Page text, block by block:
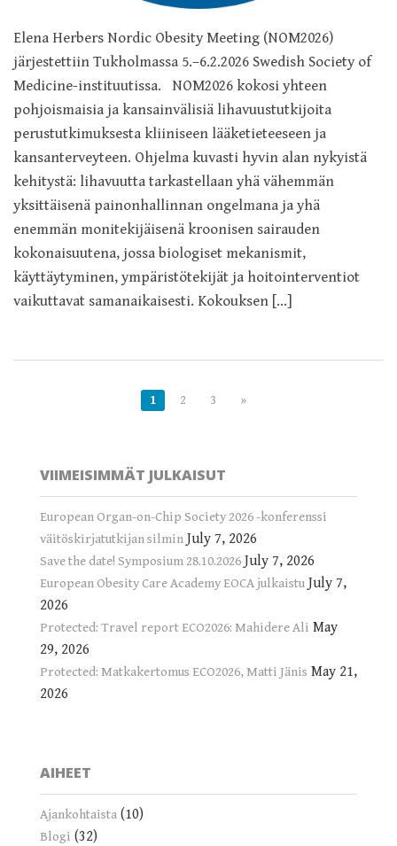
Elena Herbers Nordic Obesity Meeting (NOM2026)
järjestettiin Tukholmassa 5.–6.2.2026 Swedish Society of
Medicine-instituutissa. NOM2026 kokosi yhteen
pohjoismaisia ja kansainvälisiä lihavuustutkijoita
perustutkimuksesta kliiniseen lääketieteeseen ja
kansanterveyteen. Ohjelma kuvasti hyvin alan nykyistä
kehitystä: lihavuutta tarkastellaan yhä vähemmän
yksittäisenä painonhallinnan ongelmana ja yhä
enemmän monitekijäisenä kroonisen sairauden
kokonaisuutena, jossa biologiset mekanismit,
käyttäytyminen, ympäristötekijät ja hoitointerventiot
vaikuttavat samanaikaisesti. Kokouksen […]
1 2 3 »
VIIMEISIMMÄT JULKAISUT
European Organ-on-Chip Society 2026 -konferenssi
väitöskirjatutkijan silmin July 7, 2026
Save the date! Symposium 28.10.2026 July 7, 2026
European Obesity Care Academy EOCA julkaistu July 7,
2026
Protected: Travel report ECO2026: Mahidere Ali May
29, 2026
Protected: Matkakertomus ECO2026, Matti Jänis May 21,
2026
AIHEET
Ajankohtaista (10)
Blogi (32)